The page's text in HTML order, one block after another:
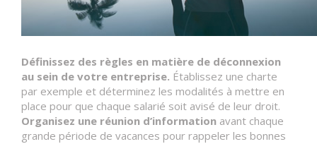
Définissez des règles en matière de déconnexion
au sein de votre entreprise. Établissez une charte
par exemple et déterminez les modalités à mettre en
place pour que chaque salarié soit avisé de leur droit.
Organisez une réunion d’information avant chaque
grande période de vacances pour rappeler les bonnes